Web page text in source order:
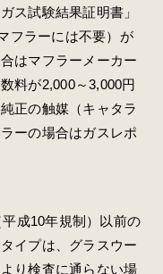
ス試験結果証明書」
フラーには不要）が
はマフラーメーカー
料が2,000～3,000円
正の触媒（キャタラ
ーの場合はガスレポ
成10年規制）以前の
イプは、グラスウー
り検査に通らない場